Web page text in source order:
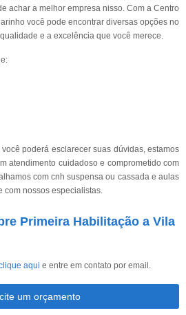
achar a melhor empresa nisso. Com a Centro
você pode encontrar diversas opções no
e a excelência que você merece.
poderá esclarecer suas dúvidas, estamos
atendimento cuidadoso e comprometido com
com cnh suspensa ou cassada e aulas
com nossos especialistas.
Primeira Habilitação a Vila
aqui e entre em contato por email.
um orçamento